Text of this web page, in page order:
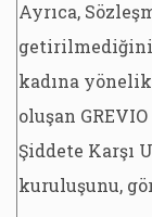
Ayrıca,
kadına
oluşan
Şiddete Karşı
kuruluşunu,